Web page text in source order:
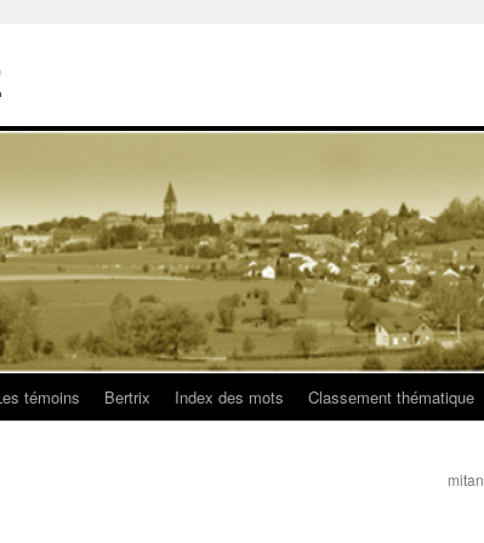
témoins Bertrix Index des mots Classement thématique
mitan